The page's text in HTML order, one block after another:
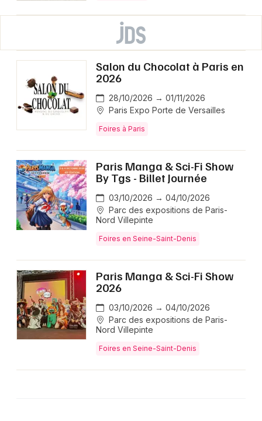
Salon du Chocolat à Paris en
2026
28/10/2026 → 01/11/2026
Paris Expo Porte de Versailles
Foires à Paris
Paris Manga & Sci-Fi Show
By Tgs - Billet Journée
03/10/2026 → 04/10/2026
Parc des expositions de Paris-
Nord Villepinte
Foires en Seine-Saint-Denis
Paris Manga & Sci-Fi Show
2026
03/10/2026 → 04/10/2026
Parc des expositions de Paris-
Nord Villepinte
Foires en Seine-Saint-Denis